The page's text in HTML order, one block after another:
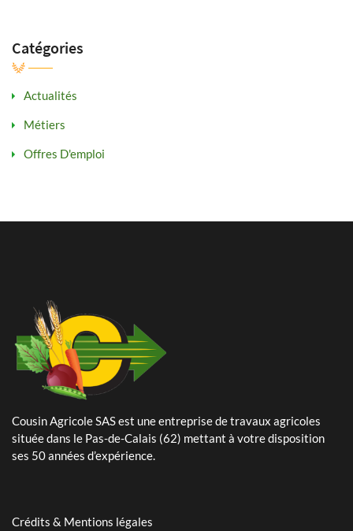
Catégories
Actualités
Métiers
Offres D'emploi
Cousin Agricole SAS est une entreprise de travaux agricoles
située dans le Pas-de-Calais (62) mettant à votre disposition
ses 50 années d’expérience.
Crédits & Mentions légales
24 Mai 2024
Plantation de pommes de terre – planteuse Dewulf Certa 40
Arrachage de betteraves sucrières avec notre Ropa Tiger 6s